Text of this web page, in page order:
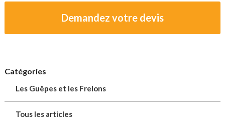
Demandez votre devis
Catégories
Les Guêpes et les Frelons
Tous les articles